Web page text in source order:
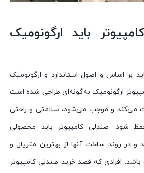
باید ارگونومیک
بر اساس و اصول استاندارد و ارگونومیک
ارگونومیک به‌گونه‌ای طراحی شده است
می‌کند و موجب می‌شود، سلامتی و راحتی
شود. صندلی کامپیوتر باید محصولی
و در روند ساخت آنها از بهترین متریال و
افرادی که قصد خرید صندلی کامپیوتر